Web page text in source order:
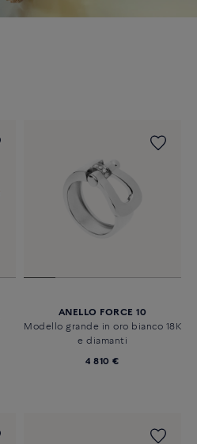
ANELLO FORCE 10
Modello grande in oro bianco 18K
e diamanti
4 810 €